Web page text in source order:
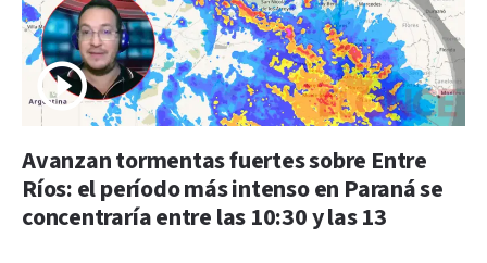
Avanzan tormentas fuertes sobre Entre
Ríos: el período más intenso en Paraná se
concentraría entre las 10:30 y las 13